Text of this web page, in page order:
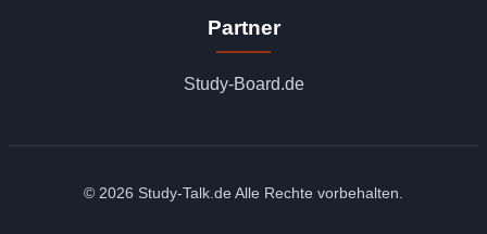
Partner
Study-Board.de
© 2026 Study-Talk.de Alle Rechte vorbehalten.